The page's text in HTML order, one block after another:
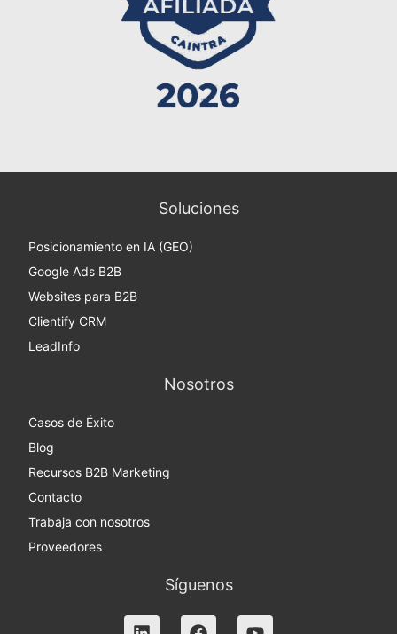
Soluciones
Posicionamiento en IA (GEO)
Google Ads B2B
Websites para B2B
Clientify CRM
LeadInfo
Nosotros
Casos de Éxito
Blog
Recursos B2B Marketing
Contacto
Trabaja con nosotros
Proveedores
Síguenos